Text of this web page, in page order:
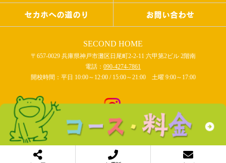
セカホへの道のり お問い合わせ
SECOND HOME
〒657-0029 兵庫県神戸市灘区日尾町2-2-11 六甲第2ビル 2階南
電話： 090-4274-7861
開校時間：平日 10:00～12:00 / 15:00～21:00 土曜 9:00～17:00
COPYRIGHT © SECOND HOME All rights reserved.